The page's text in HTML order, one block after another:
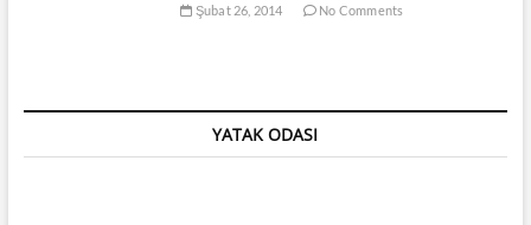
Şubat 26, 2014 No Comments
YATAK ODASI